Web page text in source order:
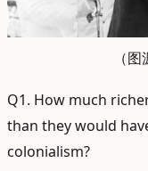
（
Q1. How much
than they would
colonialism?